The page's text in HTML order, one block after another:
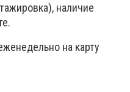
наличие
на карту